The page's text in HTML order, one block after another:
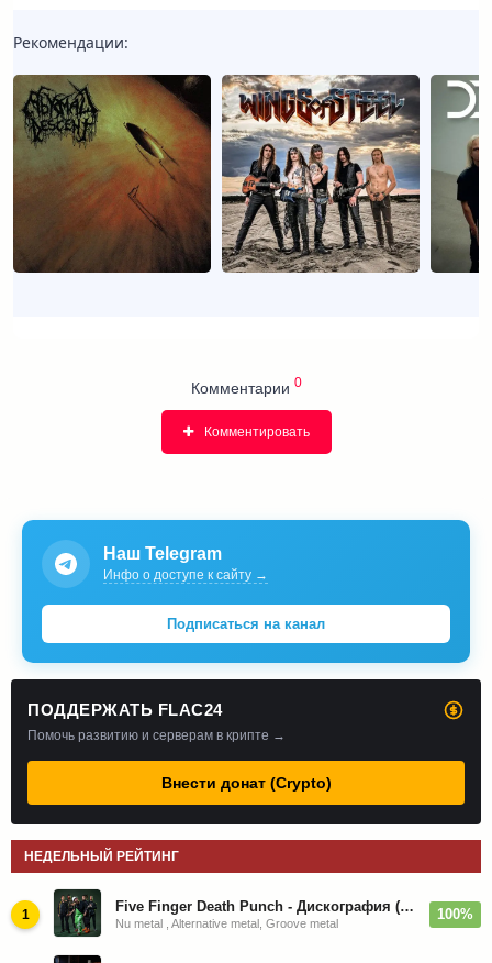
Рекомендации:
Комментарии 0
Комментировать
Наш Telegram
Инфо о доступе к сайту →
Подписаться на канал
ПОДДЕРЖАТЬ FLAC24
Помочь развитию и серверам в крипте →
Внести донат (Crypto)
НЕДЕЛЬНЫЙ РЕЙТИНГ
1 Five Finger Death Punch - Дискография (2008-2026)
Nu metal , Alternative metal, Groove metal
100%